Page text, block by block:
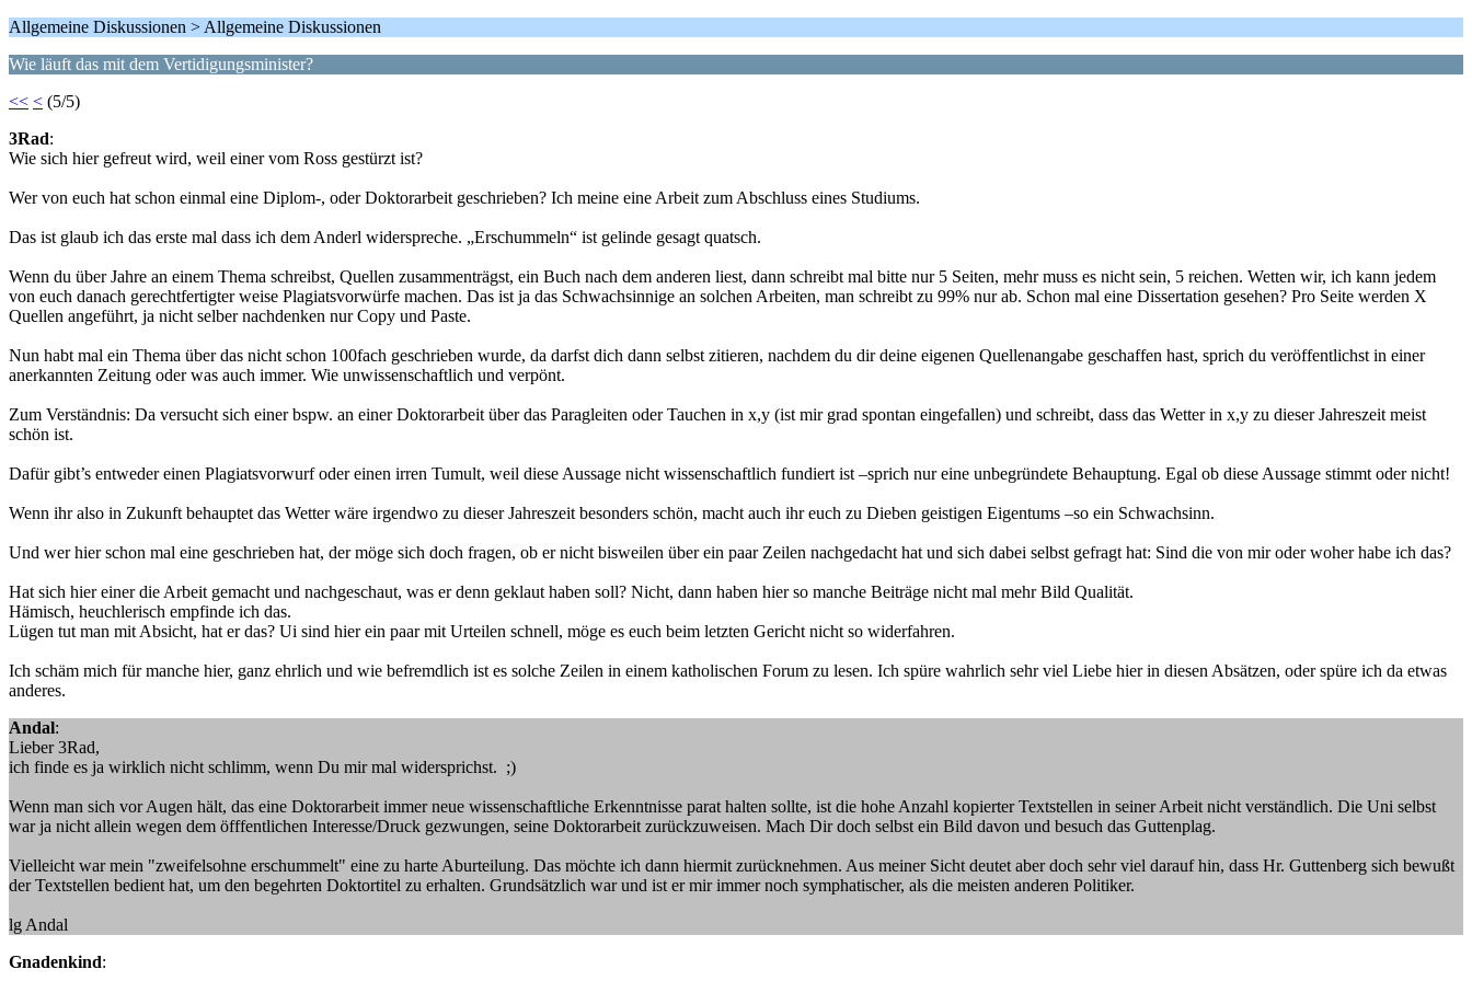
Allgemeine Diskussionen > Allgemeine Diskussionen
Wie läuft das mit dem Vertidigungsminister?
<< < (5/5)
3Rad:
Wie sich hier gefreut wird, weil einer vom Ross gestürzt ist?
Wer von euch hat schon einmal eine Diplom-, oder Doktorarbeit geschrieben? Ich meine eine Arbeit zum Abschluss eines Studiums.
Das ist glaub ich das erste mal dass ich dem Anderl widerspreche. „Erschummeln“ ist gelinde gesagt quatsch.
Wenn du über Jahre an einem Thema schreibst, Quellen zusammenträgst, ein Buch nach dem anderen liest, dann schreibt mal bitte nur 5 Seiten, mehr muss es nicht sein, 5 reichen. Wetten wir, ich kann jedem
von euch danach gerechtfertigter weise Plagiatsvorwürfe machen. Das ist ja das Schwachsinnige an solchen Arbeiten, man schreibt zu 99% nur ab. Schon mal eine Dissertation gesehen? Pro Seite werden X
Quellen angeführt, ja nicht selber nachdenken nur Copy und Paste.
Nun habt mal ein Thema über das nicht schon 100fach geschrieben wurde, da darfst dich dann selbst zitieren, nachdem du dir deine eigenen Quellenangabe geschaffen hast, sprich du veröffentlichst in einer
anerkannten Zeitung oder was auch immer. Wie unwissenschaftlich und verpönt.
Zum Verständnis: Da versucht sich einer bspw. an einer Doktorarbeit über das Paragleiten oder Tauchen in x,y (ist mir grad spontan eingefallen) und schreibt, dass das Wetter in x,y zu dieser Jahreszeit meist
schön ist.
Dafür gibt’s entweder einen Plagiatsvorwurf oder einen irren Tumult, weil diese Aussage nicht wissenschaftlich fundiert ist –sprich nur eine unbegründete Behauptung. Egal ob diese Aussage stimmt oder nicht!
Wenn ihr also in Zukunft behauptet das Wetter wäre irgendwo zu dieser Jahreszeit besonders schön, macht auch ihr euch zu Dieben geistigen Eigentums –so ein Schwachsinn.
Und wer hier schon mal eine geschrieben hat, der möge sich doch fragen, ob er nicht bisweilen über ein paar Zeilen nachgedacht hat und sich dabei selbst gefragt hat: Sind die von mir oder woher habe ich das?
Hat sich hier einer die Arbeit gemacht und nachgeschaut, was er denn geklaut haben soll? Nicht, dann haben hier so manche Beiträge nicht mal mehr Bild Qualität.
Hämisch, heuchlerisch empfinde ich das.
Lügen tut man mit Absicht, hat er das? Ui sind hier ein paar mit Urteilen schnell, möge es euch beim letzten Gericht nicht so widerfahren.
Ich schäm mich für manche hier, ganz ehrlich und wie befremdlich ist es solche Zeilen in einem katholischen Forum zu lesen. Ich spüre wahrlich sehr viel Liebe hier in diesen Absätzen, oder spüre ich da etwas
anderes.
Andal:
Lieber 3Rad,
ich finde es ja wirklich nicht schlimm, wenn Du mir mal widersprichst. ;)
Wenn man sich vor Augen hält, das eine Doktorarbeit immer neue wissenschaftliche Erkenntnisse parat halten sollte, ist die hohe Anzahl kopierter Textstellen in seiner Arbeit nicht verständlich. Die Uni selbst
war ja nicht allein wegen dem öfffentlichen Interesse/Druck gezwungen, seine Doktorarbeit zurückzuweisen. Mach Dir doch selbst ein Bild davon und besuch das Guttenplag.
Vielleicht war mein "zweifelsohne erschummelt" eine zu harte Aburteilung. Das möchte ich dann hiermit zurücknehmen. Aus meiner Sicht deutet aber doch sehr viel darauf hin, dass Hr. Guttenberg sich bewußt
der Textstellen bedient hat, um den begehrten Doktortitel zu erhalten. Grundsätzlich war und ist er mir immer noch symphatischer, als die meisten anderen Politiker.
lg Andal
Gnadenkind: